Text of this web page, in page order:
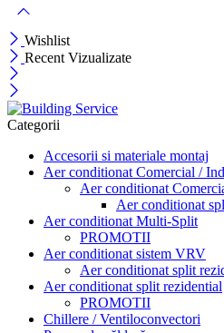
Wishlist
Recent Vizualizate
Categorii
Accesorii si materiale montaj
Aer conditionat Comercial /
Aer conditionat
Aer conditionat
Aer conditionat Multi-Split
PROMOTII
Aer conditionat sistem VRV
Aer conditionat split
Aer conditionat split rezidential
PROMOTII
Chillere / Ventiloconvectori